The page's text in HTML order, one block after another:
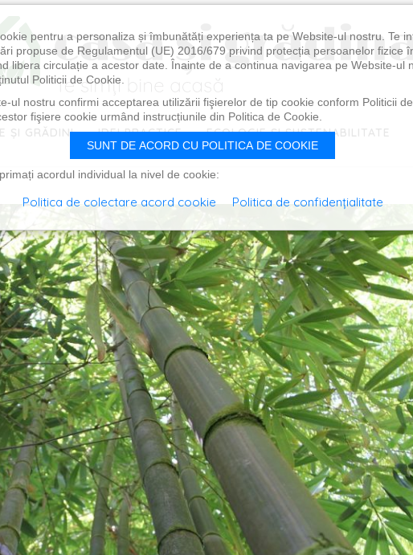
ȘI GRĂDINI IDEI PRACTICE ECOLOGIE ȘI SUSTENABILITATE
pentru a personaliza și îmbunătăți experiența ta pe Website-ul nostru. Te
propuse de Regulamentul (UE) 2016/679 privind protecția persoanelor fizice
libera circulație a acestor date. Înainte de a continua navigarea pe Website-ul
Politicii de Cookie.
ul nostru confirmi acceptarea utilizării fişierelor de tip cookie conform Politicii
fişiere cookie urmând instrucțiunile din Politica de Cookie.
SUNT DE ACORD CU POLITICA DE COOKIE
acordul individual la nivel de cookie:
Politica de colectare acord cookie Politica de confidențialitate